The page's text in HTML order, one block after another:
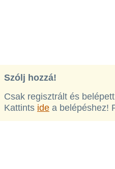
Szólj hozzá!
Csak regisztrált és
Kattints ide a belépéshez!